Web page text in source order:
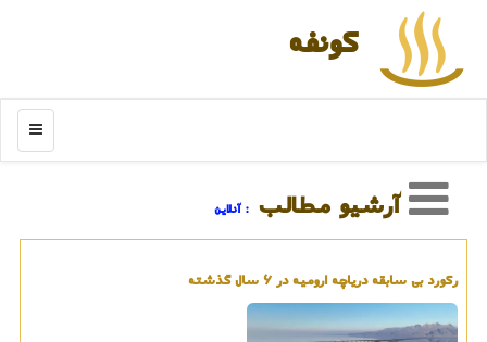
كونفه
منو
آرشیو مطالب : آنلاین
رکورد بی سابقه دریاچه ارومیه در ۶ سال گذشته